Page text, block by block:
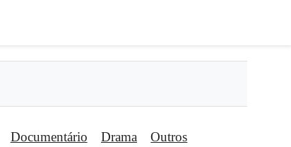
Documentário Drama Outros